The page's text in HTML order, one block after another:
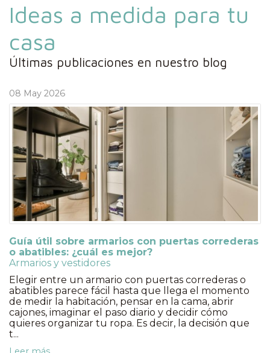
Ideas a medida para tu
casa
Últimas publicaciones en nuestro blog
08 May 2026
Guía útil sobre armarios con puertas correderas
o abatibles: ¿cuál es mejor?
Armarios y vestidores
Elegir entre un armario con puertas correderas o
abatibles parece fácil hasta que llega el momento
de medir la habitación, pensar en la cama, abrir
cajones, imaginar el paso diario y decidir cómo
quieres organizar tu ropa. Es decir, la decisión que
t...